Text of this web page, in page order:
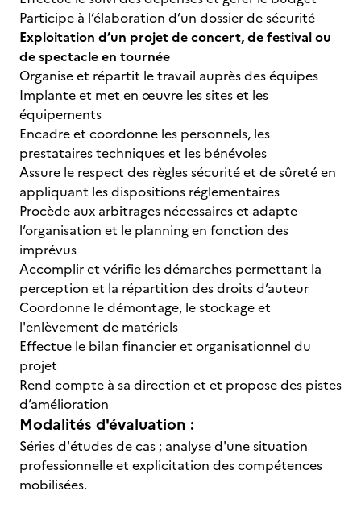
Participe à l’élaboration d’un dossier de sécurité
Exploitation d’un projet de concert, de festival ou
de spectacle en tournée
Organise et répartit le travail auprès des équipes
Implante et met en œuvre les sites et les
équipements
Encadre et coordonne les personnels, les
prestataires techniques et les bénévoles
Assure le respect des règles sécurité et de sûreté en
appliquant les dispositions réglementaires
Procède aux arbitrages nécessaires et adapte
l’organisation et le planning en fonction des
imprévus
Accomplir et vérifie les démarches permettant la
perception et la répartition des droits d’auteur
Coordonne le démontage, le stockage et
l'enlèvement de matériels
Effectue le bilan financier et organisationnel du
projet
Rend compte à sa direction et et propose des pistes
d’amélioration
Modalités d'évaluation :
Séries d'études de cas ; analyse d'une situation
professionnelle et explicitation des compétences
mobilisées.